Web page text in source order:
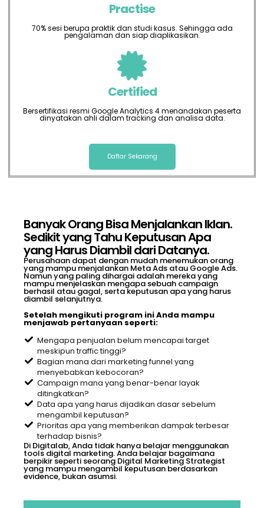
Practise
70% sesi berupa praktik dan studi kasus. Sehingga ada
pengalaman dan siap diaplikasikan.
Certified
Bersertifikasi resmi Google Analytics 4 menandakan peserta
dinyatakan ahli dalam tracking dan analisa data.
Daftar Sekarang
Banyak Orang Bisa Menjalankan Iklan.
Sedikit yang Tahu Keputusan Apa
yang Harus Diambil dari Datanya.
Perusahaan dapat dengan mudah menemukan orang
yang mampu menjalankan Meta Ads atau Google Ads.
Namun yang paling dihargai adalah mereka yang
mampu menjelaskan mengapa sebuah campaign
berhasil atau gagal, serta keputusan apa yang harus
diambil selanjutnya.
Setelah mengikuti program ini Anda mampu
menjawab pertanyaan seperti:
Mengapa penjualan belum mencapai target
meskipun traffic tinggi?
Bagian mana dari marketing funnel yang
menyebabkan kebocoran?
Campaign mana yang benar-benar layak
ditingkatkan?
Data apa yang harus dijadikan dasar sebelum
mengambil keputusan?
Prioritas apa yang memberikan dampak terbesar
terhadap bisnis?
Di Digitalab, Anda tidak hanya belajar menggunakan
tools digital marketing. Anda belajar bagaimana
berpikir seperti seorang Digital Marketing Strategist
yang mampu mengambil keputusan berdasarkan
evidence, bukan asumsi.